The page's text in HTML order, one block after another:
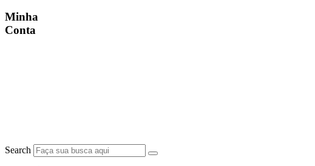
Minha
Conta
Search